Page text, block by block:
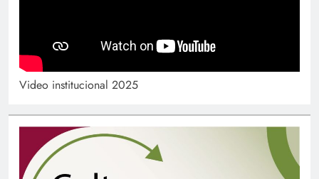
Video institucional 2025